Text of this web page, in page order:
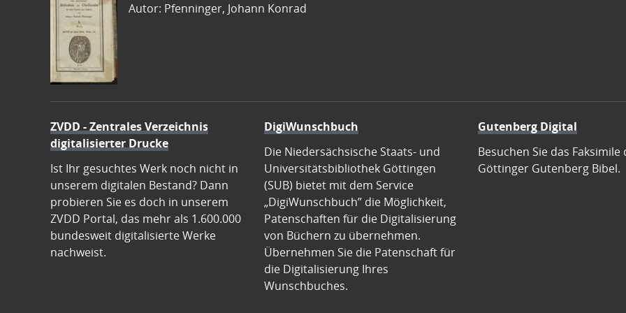
Autor: Pfenninger, Johann Konrad
ZVDD - Zentrales Verzeichnis
digitalisierter Drucke
Ist Ihr gesuchtes Werk noch nicht in
unserem digitalen Bestand? Dann
probieren Sie es doch in unserem
ZVDD Portal, das mehr als 1.600.000
bundesweit digitalisierte Werke
nachweist.
DigiWunschbuch
Die Niedersächsische Staats- und
Universitätsbibliothek Göttingen
(SUB) bietet mit dem Service
„DigiWunschbuch” die Möglichkeit,
Patenschaften für die Digitalisierung
von Büchern zu übernehmen.
Übernehmen Sie die Patenschaft für
die Digitalisierung Ihres
Wunschbuches.
Gutenberg Digital
Besuchen Sie das Faksimile
Göttinger Gutenberg Bibel.